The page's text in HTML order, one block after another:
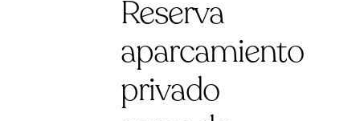
Reserva
aparcamiento
privado